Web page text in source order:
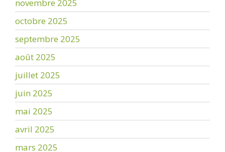
novembre 2025
octobre 2025
septembre 2025
août 2025
juillet 2025
juin 2025
mai 2025
avril 2025
mars 2025